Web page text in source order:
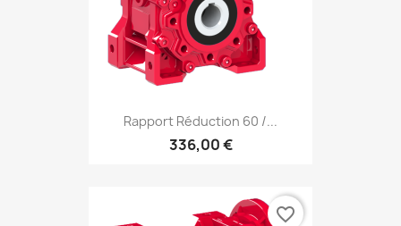
Rapport Réduction 60 /...
336,00 €
favorite_border